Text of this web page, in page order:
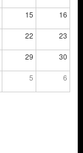
15 16
22 23
29 30
5 6